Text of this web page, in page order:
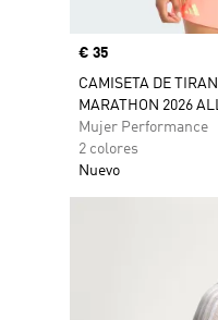
Precio
€ 35
CAMISETA DE
MARATHON 2026
Mujer Performance
2 colores
Nuevo